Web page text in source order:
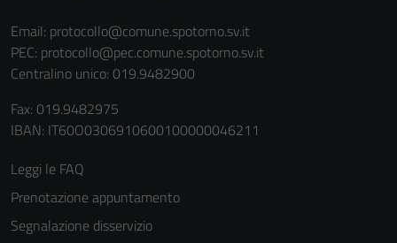
Email: protocollo@comune.spotorno.sv.it
PEC: protocollo@pec.comune.spotorno.sv.it
Centralino unico: 019.9482900
Fax: 019.9482975
IBAN: IT60O0306910600100000046211
Leggi le FAQ
Prenotazione appuntamento
Segnalazione disservizio